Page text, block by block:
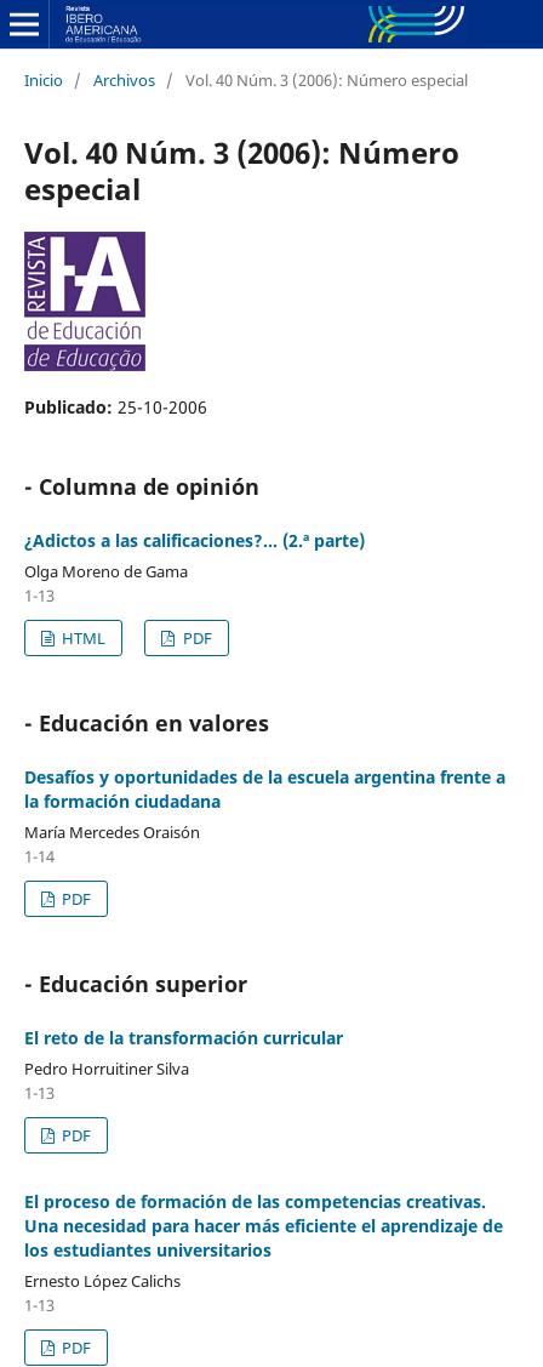
Inicio / Archivos / Vol. 40 Núm. 3 (2006): Número especial
Vol. 40 Núm. 3 (2006): Número
especial
Publicado: 25-10-2006
- Columna de opinión
¿Adictos a las calificaciones?... (2.ª parte)
Olga Moreno de Gama
1-13
HTML
PDF
- Educación en valores
Desafíos y oportunidades de la escuela argentina frente a
la formación ciudadana
María Mercedes Oraisón
1-14
PDF
- Educación superior
El reto de la transformación curricular
Pedro Horruitiner Silva
1-13
PDF
El proceso de formación de las competencias creativas.
Una necesidad para hacer más eficiente el aprendizaje de
los estudiantes universitarios
Ernesto López Calichs
1-13
PDF